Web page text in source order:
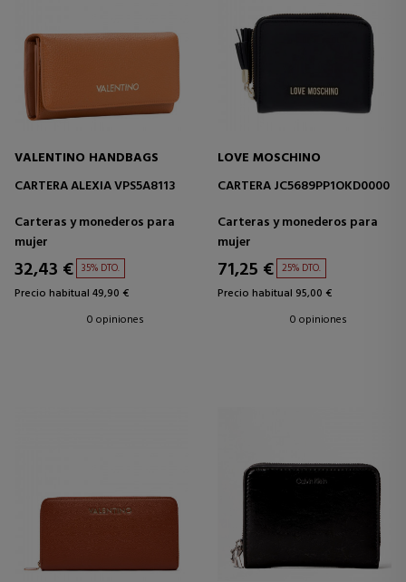
VALENTINO HANDBAGS
CARTERA ALEXIA VPS5A8113
Carteras y monederos para
mujer
32,43 € 35% DTO.
Precio habitual 49,90 €
0 opiniones
LOVE MOSCHINO
CARTERA JC5689PP1OKD0000
Carteras y monederos para
mujer
71,25 € 25% DTO.
Precio habitual 95,00 €
0 opiniones